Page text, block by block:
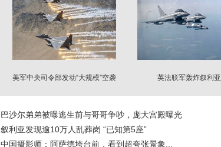
美军中央司令部发动“大规模”空袭 英法联军轰炸叙利亚
巴沙尔弟弟被曝逃生前与哥哥争吵，庞大宫殿曝光
叙利亚发现逾10万人乱葬岗 “已知第5座”
中国摄影师：阿萨德垮台前，看到超夸张景象...